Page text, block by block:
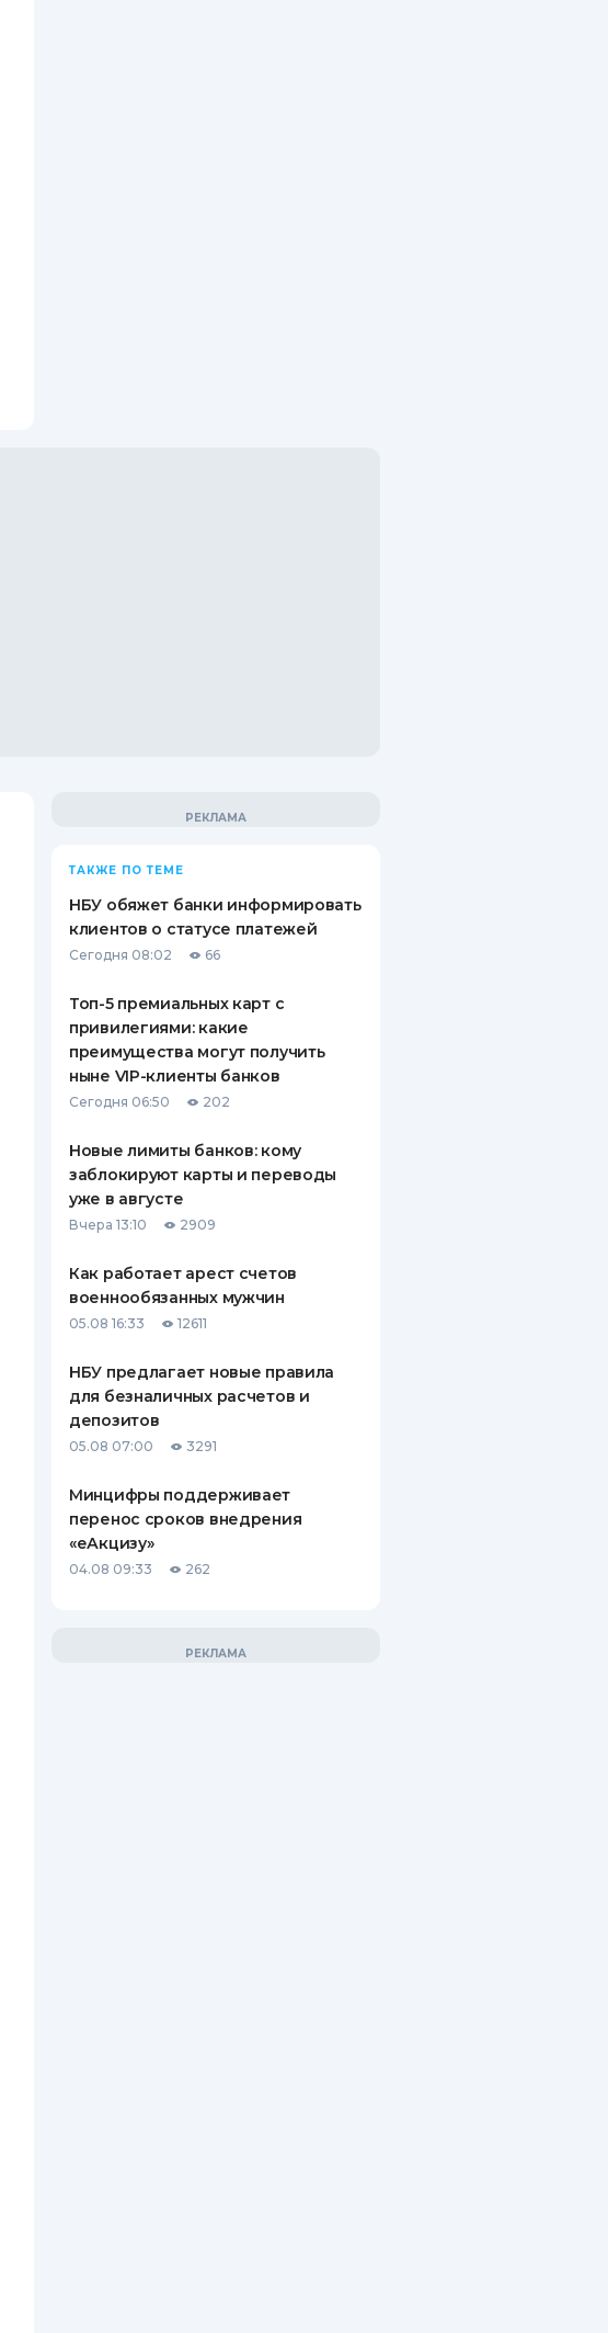
ТАКЖЕ ПО ТЕМЕ
НБУ обяжет банки информировать
клиентов о статусе платежей
Сегодня 08:02 66
Топ-5 премиальных карт с
привилегиями: какие
преимущества могут получить
ныне VIP-клиенты банков
Сегодня 06:50 202
Новые лимиты банков: кому
заблокируют карты и переводы
уже в августе
Вчера 13:10 2909
Как работает арест счетов
военнообязанных мужчин
05.08 16:33 12611
НБУ предлагает новые правила
для безналичных расчетов и
депозитов
05.08 07:00 3291
Минцифры поддерживает
перенос сроков внедрения
«еАкцизу»
04.08 09:33 262